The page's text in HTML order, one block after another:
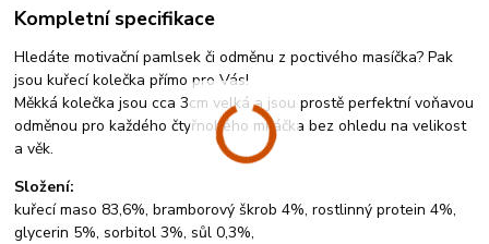
Kompletní specifikace
Hledáte motivační pamlsek či odměnu z poctivého masíčka? Pak
jsou kuřecí kolečka přímo pro Vás!
Měkká kolečka jsou cca 3cm velká a jsou prostě perfektní voňavou
odměnou pro každého čtyřnohého miláčka bez ohledu na velikost
a věk.
Složení:
kuřecí maso 83,6%, bramborový škrob 4%, rostlinný protein 4%,
glycerin 5%, sorbitol 3%, sůl 0,3%,